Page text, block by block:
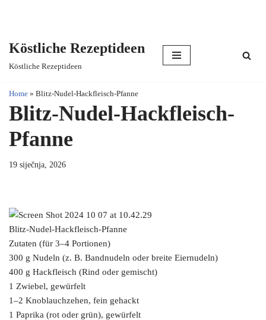
content
Köstliche Rezeptideen
Köstliche Rezeptideen
Home » Blitz-Nudel-Hackfleisch-Pfanne
Blitz-Nudel-Hackfleisch-
Pfanne
19 siječnja, 2026
Blitz-Nudel-Hackfleisch-Pfanne
Zutaten (für 3–4 Portionen)
300 g Nudeln (z. B. Bandnudeln oder breite Eiernudeln)
400 g Hackfleisch (Rind oder gemischt)
1 Zwiebel, gewürfelt
1–2 Knoblauchzehen, fein gehackt
1 Paprika (rot oder grün), gewürfelt